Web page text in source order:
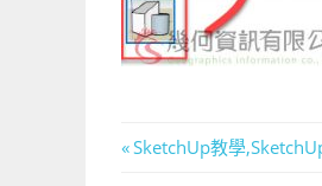
文
Previous
SketchUp教學